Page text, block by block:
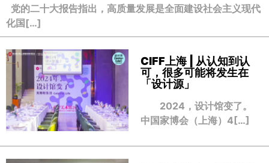
党的二十大报告指出，高质量发展是全面建设社会主义现代
化国[…]
CIFF上海 | 从认知到认
可，很多可能将发生在
「设计源」
2024，设计馆变了。
中国家博会（上海）4[…]